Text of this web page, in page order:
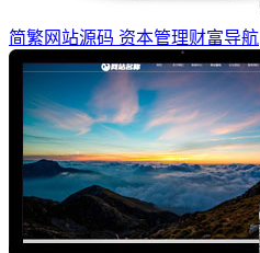
简繁网站源码 资本管理财富导航